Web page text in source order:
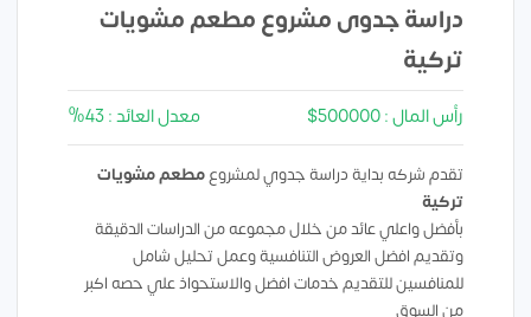
دراسة جدوى مشروع مطعم مشويات
تركية
رأس المال : 500000$ معدل العائد : 43%
تقدم شركه بداية دراسة جدوي لمشروعمطعم مشويات
تركية
بأفضل واعلي عائد من خلال مجموعه من الدراسات الدقيقة
وتقديم افضل العروض التنافسية وعمل تحليل شامل
للمنافسين للتقديم خدمات افضل والاستحواذ علي حصه اكبر
من السوق